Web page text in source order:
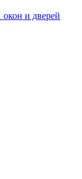
и дверей